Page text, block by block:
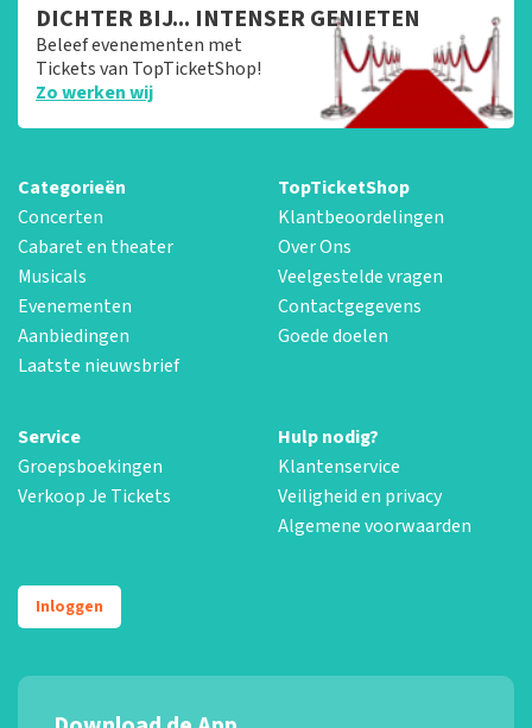
DICHTER BIJ... INTENSER GENIETEN
Beleef evenementen met
Tickets van TopTicketShop!
Zo werken wij
Categorieën
Concerten
Cabaret en theater
Musicals
Evenementen
Aanbiedingen
Laatste nieuwsbrief
TopTicketShop
Klantbeoordelingen
Over Ons
Veelgestelde vragen
Contactgegevens
Goede doelen
Service
Groepsboekingen
Verkoop Je Tickets
Hulp nodig?
Klantenservice
Veiligheid en privacy
Algemene voorwaarden
Inloggen